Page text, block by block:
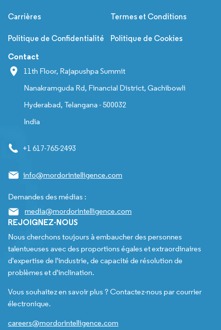
Carrières Termes et Conditions
Politique de Confidentialité Politique de Cookies
Contact
11th Floor, Rajapushpa Summit
Nanakramguda Rd, Financial District, Gachibowli
Hyderabad, Telangana - 500032
India
+1 617-765-2493
info@mordorintelligence.com
Demandes des médias :
media@mordorintelligence.com
REJOIGNEZ-NOUS
Nous cherchons toujours à embaucher des personnes
talentueuses avec des proportions égales et extraordinaires
d'expertise de l'industrie, de capacité de résolution de
problèmes et d'inclination.
Vous souhaitez en savoir plus ? Contactez-nous par courrier
électronique.
careers@mordorintelligence.com